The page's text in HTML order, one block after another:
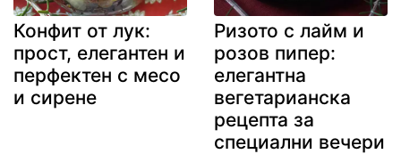
Конфит от лук:
прост, елегантен и
перфектен с месо
и сирене
Ризото с лайм и
розов пипер:
елегантна
вегетарианска
рецепта за
специални вечери